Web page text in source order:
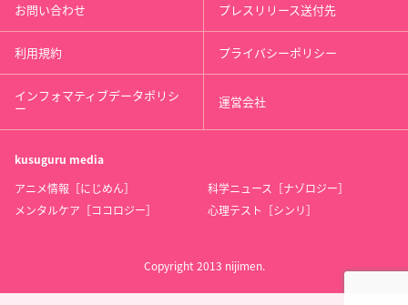
お問い合わせ プレスリリース送付先
利用規約 プライバシーポリシー
インフォマティブデータポリシ
ー 運営会社
kusuguru media
アニメ情報［にじめん］
科学ニュース［ナゾロジー］
メンタルケア［ココロジー］
心理テスト［シンリ］
Copyright 2013 nijimen.